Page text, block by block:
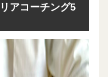
アコーチング5